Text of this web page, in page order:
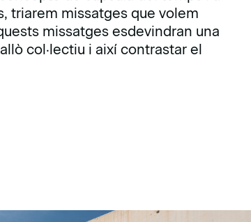
triarem missatges que volem
missatges esdevindran una
col·lectiu i així contrastar el